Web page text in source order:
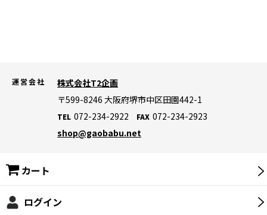
運営会社
株式会社T2企画
〒599-8246 大阪府堺市中区田園442-1
TEL 072-234-2922 FAX 072-234-2923
shop@gaobabu.net
ログイン
カート